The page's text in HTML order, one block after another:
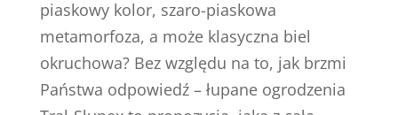
piaskowy kolor, szaro-piaskowa
metamorfoza, a może klasyczna biel
okruchowa? Bez względu na to, jak brzmi
Państwa odpowiedź – łupane ogrodzenia